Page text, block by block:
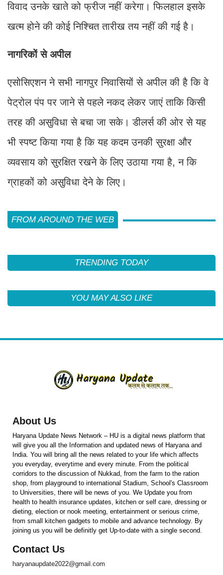
विवाद उनके खाते को फ्रीज नहीं करेगा। फिलहाल इसके
खत्म होने की कोई निश्चित तारीख तय नहीं की गई है।
नागरिकों से अपील
एसोसिएशन ने सभी नागपुर निवासियों से अपील की है कि वे
पेट्रोल पंप पर जाने से पहले नकद लेकर जाएं ताकि किसी
तरह की असुविधा से बचा जा सके। डीलर्स की ओर से यह
भी स्पष्ट किया गया है कि यह कदम उनकी सुरक्षा और
व्यवसाय को सुरक्षित रखने के लिए उठाया गया है, न कि
ग्राहकों को असुविधा देने के लिए।
FROM AROUND THE WEB
TRENDING TODAY
YOU MAY ALSO LIKE
About Us
Haryana Update News Network – HU is a digital news platform that
will give you all the Information and updated news of Haryana and
India. You will bring all the news related to your life which affects
you everyday, everytime and every minute. From the political
corridors to the discussion of Nukkad, from the farm to the ration
shop, from playground to international Stadium, School's Classroom
to Universities, there will be news of you. We Update you from
health to health insurance updates, kitchen or self care, dressing or
dieting, election or nook meeting, entertainment or serious crime,
from small kitchen gadgets to mobile and advance technology. By
joining us you will be definitly get Up-to-date with a single second.
Contact Us
haryanaupdate2022@gmail.com